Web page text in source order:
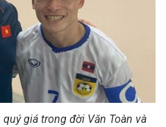
giá trong đời Văn Toàn và